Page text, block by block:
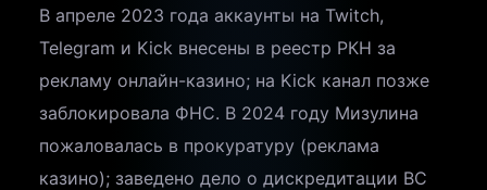
В апреле 2023 года аккаунты на Twitch,
Telegram и Kick внесены в реестр РКН за
рекламу онлайн-казино; на Kick канал позже
заблокировала ФНС. В 2024 году Мизулина
пожаловалась в прокуратуру (реклама
казино); заведено дело о дискредитации ВС